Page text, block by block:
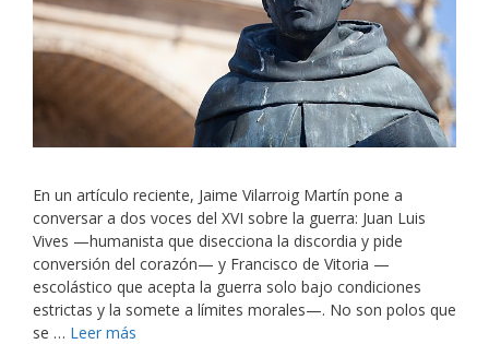
En un artículo reciente, Jaime Vilarroig Martín pone a
conversar a dos voces del XVI sobre la guerra: Juan Luis
Vives —humanista que disecciona la discordia y pide
conversión del corazón— y Francisco de Vitoria —
escolástico que acepta la guerra solo bajo condiciones
estrictas y la somete a límites morales—. No son polos que
se … Leer más